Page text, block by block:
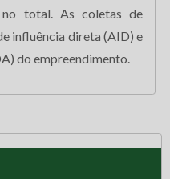
no total. As coletas de
influência direta (AID) e
do empreendimento.